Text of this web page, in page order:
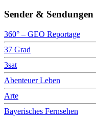
Sender & Sendungen
360° – GEO Reportage
37 Grad
3sat
Abenteuer Leben
Arte
Bayerisches Fernsehen